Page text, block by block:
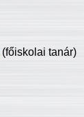
(főiskolai tanár)